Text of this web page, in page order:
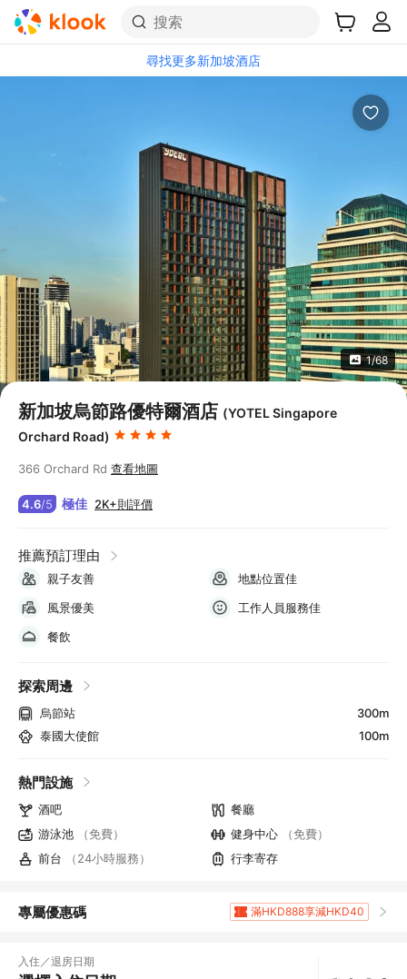
搜索
尋找更多新加坡酒店
1/68
新加坡烏節路優特爾酒店 (YOTEL Singapore
Orchard Road)
366 Orchard Rd 查看地圖
4.6/5 極佳 2K+則評價
推薦預訂理由
親子友善
地點位置佳
風景優美
工作人員服務佳
餐飲
探索周邊
烏節站
300m
泰國大使館
100m
熱門設施
酒吧
餐廳
游泳池
（免費） 健身中心
（免費）
前台
（24小時服務） 行李寄存
專屬優惠碼
滿HKD888享減HKD40
入住／退房日期